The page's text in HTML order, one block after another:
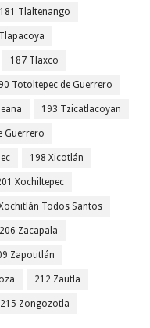
181 Tlaltenango
187 Tlaxco
Totoltepec de Guerrero
193 Tzicatlacoyan
Guerrero
198 Xicotlán
Xochiltepec
Todos Santos
206 Zacapala
Zapotitlán
212 Zautla
215 Zongozotla